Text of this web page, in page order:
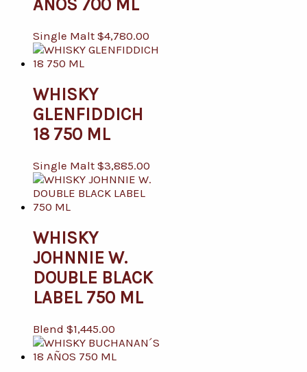
AÑOS 700 ML
Single Malt $4,780.00
WHISKY
GLENFIDDICH
18 750 ML
Single Malt $3,885.00
WHISKY
JOHNNIE W.
DOUBLE BLACK
LABEL 750 ML
Blend $1,445.00